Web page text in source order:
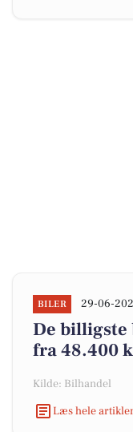
BILER 29-06-
De billigste
fra 48.400
Kilde: Bilhandel
Læs hele